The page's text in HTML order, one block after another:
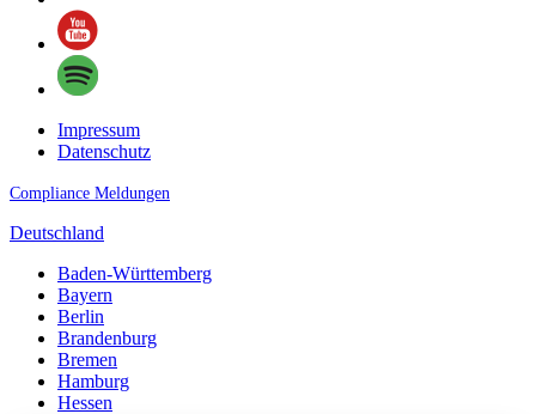
Impressum
Datenschutz
Compliance Meldungen
Deutschland
Baden-Württemberg
Bayern
Berlin
Brandenburg
Bremen
Hamburg
Hessen